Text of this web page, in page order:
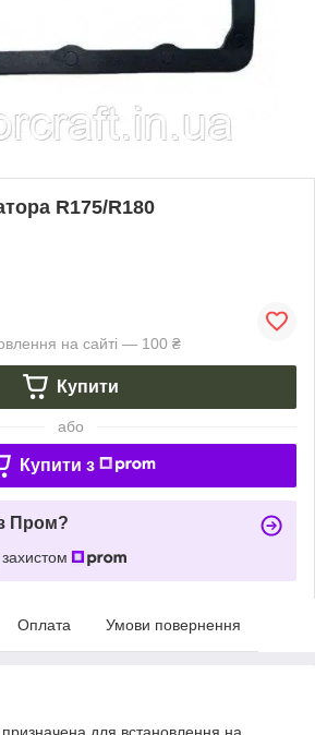
R175/R180
на сайті — 100 ₴
Купити
або
Купити з
Пром?
Оплата Умови повернення
для встановлення на